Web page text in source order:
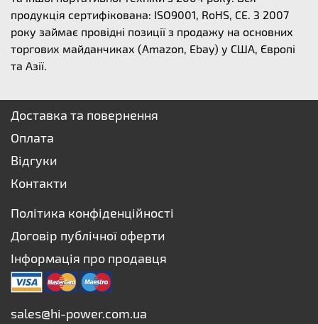
продукція сертифікована: ISO9001, RoHS, CE. З 2007
року займає провідні позиції з продажу на основних
торгових майданчиках (Amazon, Ebay) у США, Європі
та Азії.
Доставка та повернення
Оплата
Відгуки
Контакти
Політика конфіденційності
Договір публічної оферти
Інформація про продавця
sales@hi-power.com.ua